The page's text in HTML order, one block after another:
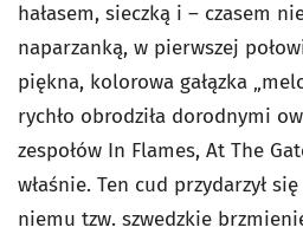
hałasem, sieczką i – czasem
naparzanką, w pierwszej
piękna, kolorowa gałązka
rychło obrodziła dorodnymi
zespołów In Flames, At The
właśnie. Ten cud przydarzył
niemu tzw. szwedzkie